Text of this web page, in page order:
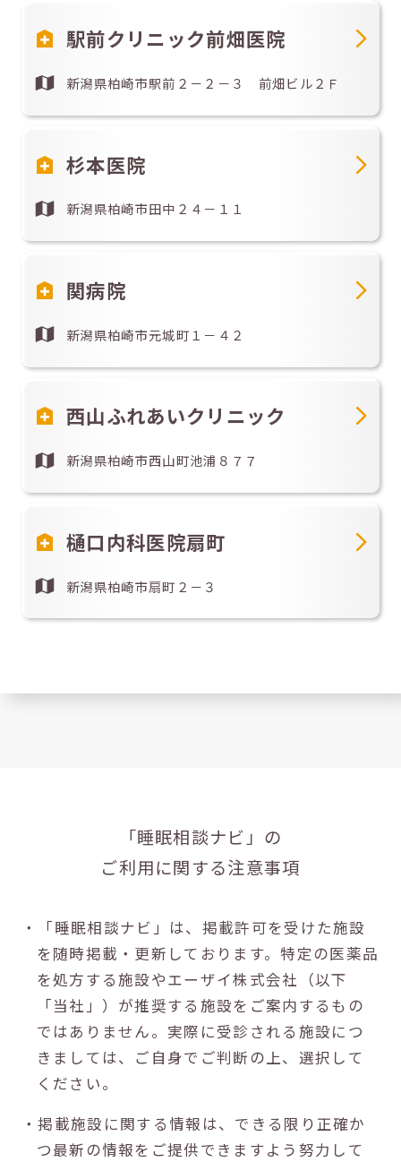
駅前クリニック前畑医院
新潟県柏崎市駅前２－２－３ 前畑ビル２Ｆ
杉本医院
新潟県柏崎市田中２４－１１
関病院
新潟県柏崎市元城町１－４２
西山ふれあいクリニック
新潟県柏崎市西山町池浦８７７
樋口内科医院扇町
新潟県柏崎市扇町２－３
「睡眠相談ナビ」の
ご利用に関する注意事項
・「睡眠相談ナビ」は、掲載許可を受けた施設
を随時掲載・更新しております。特定の医薬品
を処方する施設やエーザイ株式会社（以下
「当社」）が推奨する施設をご案内するもの
ではありません。実際に受診される施設につ
きましては、ご自身でご判断の上、選択して
ください。
・掲載施設に関する情報は、できる限り正確か
つ最新の情報をご提供できますよう努力して